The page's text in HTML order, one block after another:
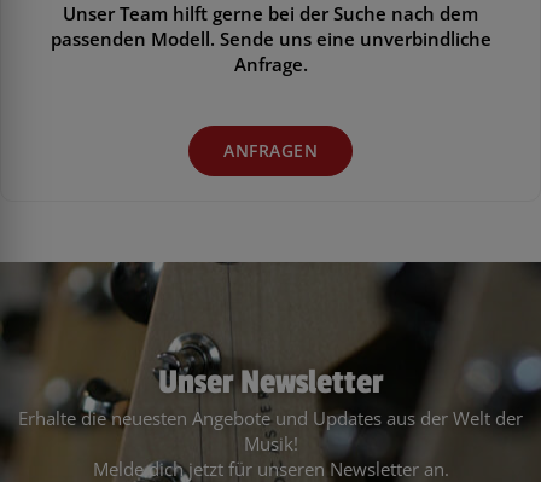
Unser Team hilft gerne bei der Suche nach dem
passenden Modell. Sende uns eine unverbindliche
Anfrage.
ANFRAGEN
Unser Newsletter
Erhalte die neuesten Angebote und Updates aus der Welt der
Musik!
Melde dich jetzt für unseren Newsletter an.